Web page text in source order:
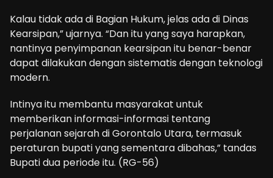
Kalau tidak ada di Bagian Hukum, jelas ada di Dinas
Kearsipan,” ujarnya. “Dan itu yang saya harapkan,
nantinya penyimpanan kearsipan itu benar-benar
dapat dilakukan dengan sistematis dengan teknologi
modern.
Intinya itu membantu masyarakat untuk
memberikan informasi-informasi tentang
perjalanan sejarah di Gorontalo Utara, termasuk
peraturan bupati yang sementara dibahas,” tandas
Bupati dua periode itu. (RG-56)